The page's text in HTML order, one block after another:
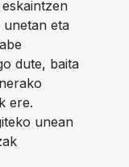
eta
dute, baita
ere.
unean